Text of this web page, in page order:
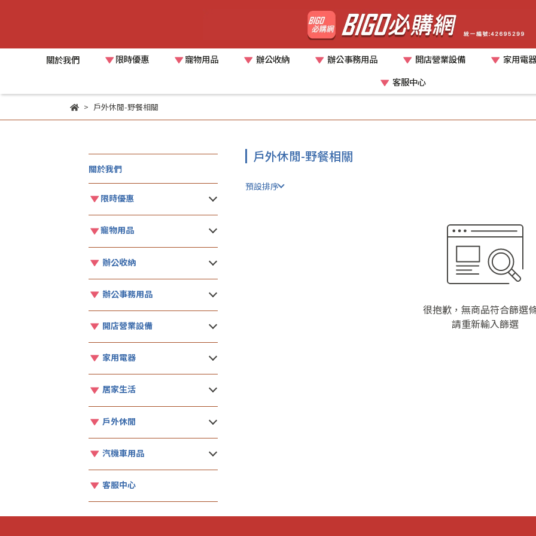
關於我們 限時優惠 寵物用品 辦公收納 辦公事務用品 開店營業設備
家用電器
客服中心
戶外休閒-野餐相關
關於我們
限時優惠
寵物用品
辦公收納
辦公事務用品
開店營業設備
家用電器
居家生活
戶外休閒
汽機車用品
客服中心
戶外休閒-野餐相關
預設排序
很抱歉，無商品符合篩選
請重新輸入篩選